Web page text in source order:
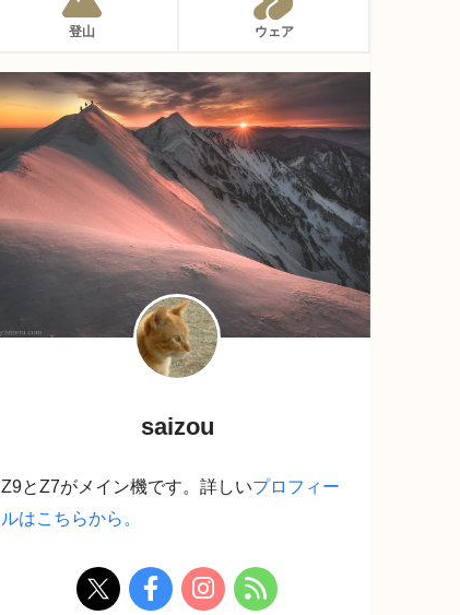
登山 ウェア
saizou
Z9とZ7がメイン機です。詳しいプロフィー
ルはこちらから。